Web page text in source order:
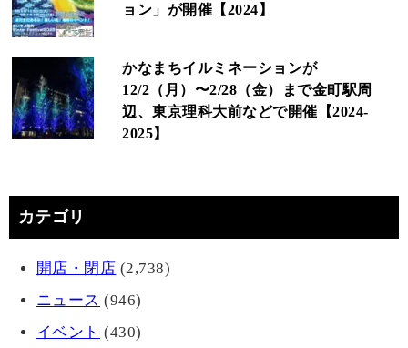
ョン」が開催【2024】
かなまちイルミネーションが
12/2（月）〜2/28（金）まで金町駅周
辺、東京理科大前などで開催【2024-
2025】
カテゴリ
開店・閉店 (2,738)
ニュース (946)
イベント (430)